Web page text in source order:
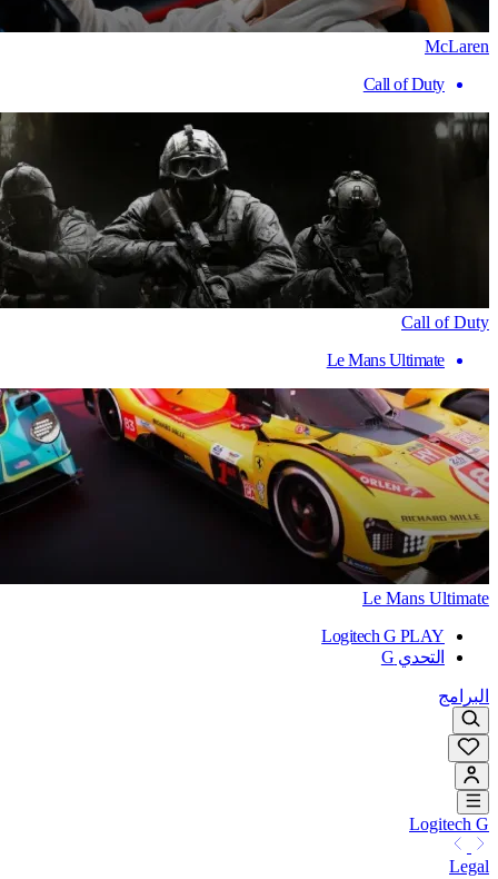
McLaren
Call of Duty
Call of Duty
Le Mans Ultimate
Le Mans Ultimate
Logitech G PLAY
التحدي G
البرامج
Logitech G
Legal